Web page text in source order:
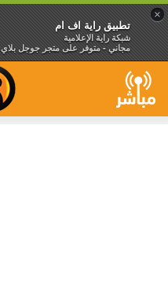
×
تطبيق راية اف ام
شبكة راية الإعلامية
مجاني - متوفر على متجر جوجل بلاي